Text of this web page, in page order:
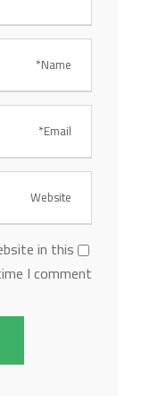
in this
I comment.